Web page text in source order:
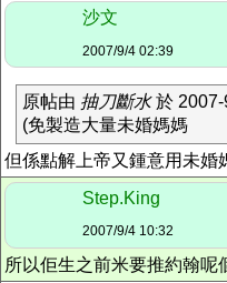
沙文
2007/9/4 02:39
原帖由 抽刀斷水於 2007-
(免製造大量未婚媽媽
但係點解上帝又鍾意用未婚
Step.King
2007/9/4 10:32
所以佢生之前米要推約翰呢